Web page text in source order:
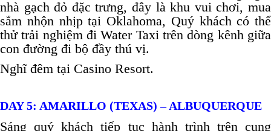
nhà gạch đỏ đặc trưng, đây là khu vui chơi, mua
sắm nhộn nhịp tại Oklahoma, Quý khách có thể
thử trải nghiệm đi Water Taxi trên dòng kênh giữa
con đường đi bộ đầy thú vị.
Nghĩ đêm tại Casino Resort.
DAY 5: AMARILLO (TEXAS) – ALBUQUERQUE
Sáng quý khách tiếp tục hành trình trên cung